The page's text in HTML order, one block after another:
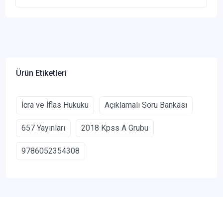
Ürün Etiketleri
İcra ve İflas Hukuku Açıklamalı Soru Bankası
657 Yayınları 2018 Kpss A Grubu
9786052354308